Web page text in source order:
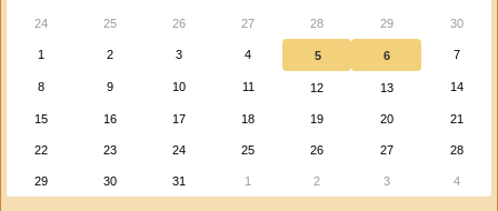
24 25 26 27 28 29 30
1 2 3 4 5 6 7
8 9 10 11 12 13 14
15 16 17 18 19 20 21
22 23 24 25 26 27 28
29 30 31 1 2 3 4